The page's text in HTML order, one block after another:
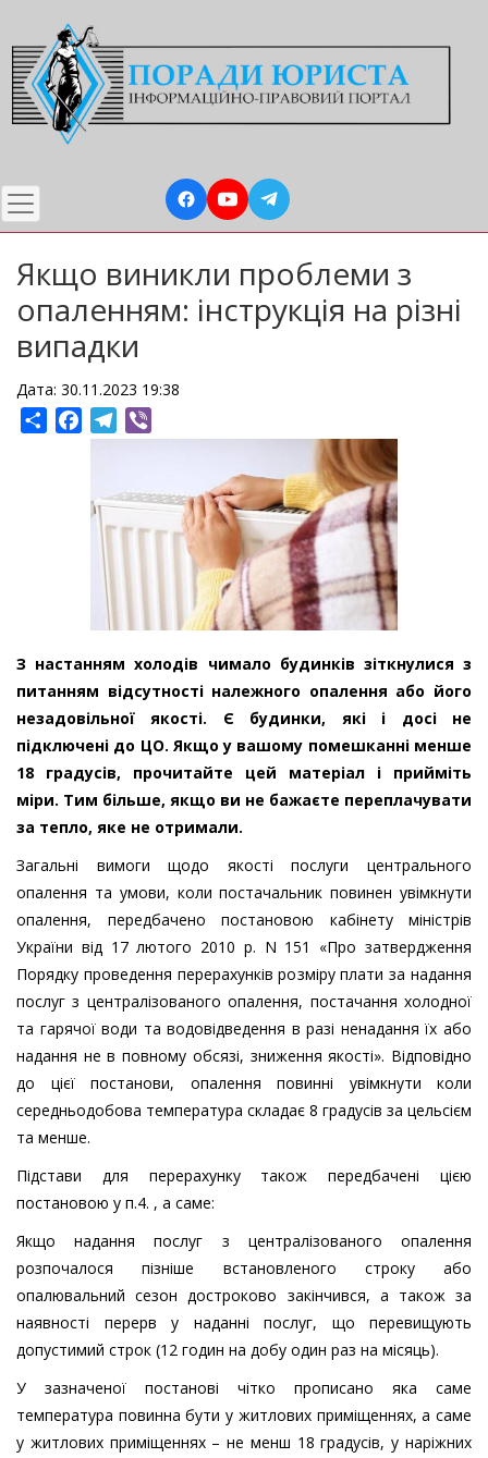
до
основного
вмісту
Якщо виникли проблеми з
опаленням: інструкція на різні
випадки
Дата: 30.11.2023 19:38
ShareFacebookTelegram
З настанням холодів чимало будинків зіткнулися з
питанням відсутності належного опалення або його
незадовільної якості. Є будинки, які і досі не
підключені до ЦО. Якщо у вашому помешканні менше
18 градусів, прочитайте цей матеріал і прийміть
міри. Тим більше, якщо ви не бажаєте переплачувати
за тепло, яке не отримали.
Загальні вимоги щодо якості послуги центрального
опалення та умови, коли постачальник повинен увімкнути
опалення, передбачено постановою кабінету міністрів
України від 17 лютого 2010 р. N 151 «Про затвердження
Порядку проведення перерахунків розміру плати за надання
послуг з централізованого опалення, постачання холодної
та гарячої води та водовідведення в разі ненадання їх або
надання не в повному обсязі, зниження якості». Відповідно
до цієї постанови, опалення повинні увімкнути коли
середньодобова температура складає 8 градусів за цельсієм
та менше.
Підстави для перерахунку також передбачені цією
постановою у п.4. , а саме:
Якщо надання послуг з централізованого опалення
розпочалося пізніше встановленого строку або
опалювальний сезон достроково закінчився, а також за
наявності перерв у наданні послуг, що перевищують
допустимий строк (12 годин на добу один раз на місяць).
У зазначеної постанові чітко прописано яка саме
температура повинна бути у житлових приміщеннях, а саме
у житлових приміщеннях – не менш 18 градусів, у наріжних